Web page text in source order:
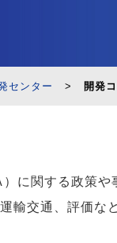
センター > 開発
に関する政策
輸交通、評価な